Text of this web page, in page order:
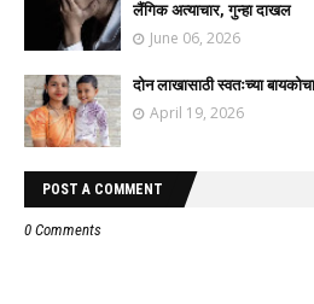
लैंगिक अत्याचार, गुन्हा दाखल
June 06, 2026
दोन लाखासाठी स्वतःच्या
April 19, 2026
POST A COMMENT
0 Comments